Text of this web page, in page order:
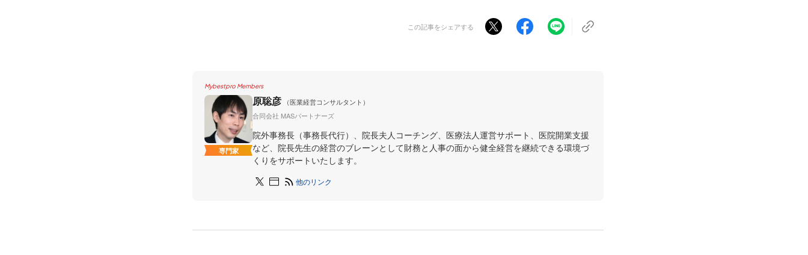
この記事をシェアする
Mybestpro Members
専門家
原聡彦
（医業経営コンサルタント）
合同会社 MASパートナーズ
院外事務長（事務長代行）、院長夫人コーチング、医療法人運営サポート、医院開業支援
など、院長先生の経営のブレーンとして財務と人事の面から健全経営を継続できる環境づ
くりをサポートいたします。
他のリンク